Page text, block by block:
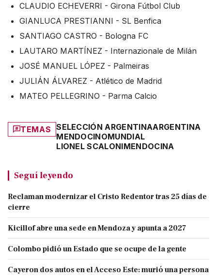
CLAUDIO ECHEVERRI - Girona Fútbol Club
GIANLUCA PRESTIANNI - SL Benfica
SANTIAGO CASTRO - Bologna FC
LAUTARO MARTÍNEZ - Internazionale de Milán
JOSÉ MANUEL LÓPEZ - Palmeiras
JULIÁN ÁLVAREZ - Atlético de Madrid
MATEO PELLEGRINO - Parma Calcio
TEMAS SELECCIÓN ARGENTINAARGENTINA
MENDOCINOMUNDIAL
LIONEL SCALONIMENDOCINA
Seguí leyendo
Reclaman modernizar el Cristo Redentor tras 25 días de
cierre
Kicillof abre una sede en Mendoza y apunta a 2027
Colombo pidió un Estado que se ocupe de la gente
Cayeron dos autos en el Acceso Este: murió una persona